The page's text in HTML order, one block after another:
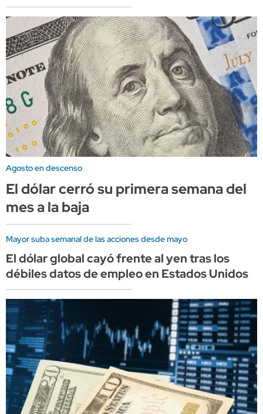
Agosto en descenso
El dólar cerró su primera semana del
mes a la baja
Mayor suba semanal de las acciones desde mayo
El dólar global cayó frente al yen tras los
débiles datos de empleo en Estados Unidos